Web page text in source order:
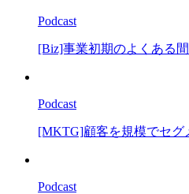
Podcast
[Biz]事業初期のよくある
Podcast
[MKTG]顧客を規模でセグ
Podcast